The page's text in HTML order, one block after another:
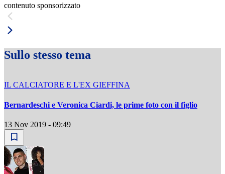
contenuto sponsorizzato
Sullo stesso tema
IL CALCIATORE E L'EX GIEFFINA
Bernardeschi e Veronica Ciardi, le prime foto con il figlio
13 Nov 2019 - 09:49